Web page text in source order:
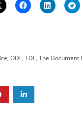
, ODF, TDF, The Document